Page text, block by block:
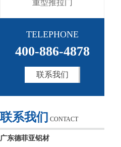
重型推拉门
TELEPHONE
400-886-4878
联系我们
联系我们 CONTACT
广东德菲亚铝材